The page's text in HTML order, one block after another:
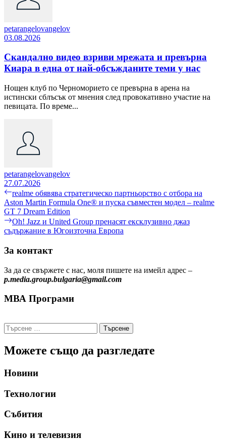
petarangelovangelov
03.08.2026
Скандално видео взриви мрежата и превърна
Киара в една от най-обсъжданите теми у нас
Нощен клуб по Черноморието се превърна в арена на
истински сблъсък от мнения след провокативно участие на
певицата. По време...
petarangelovangelov
27.07.2026
Навигация
Previous
post:
realme обявява стратегическо партньорство с отбора на
Aston Martin Formula One® и пуска съвместен модел – realme
GT 7 Dream Edition
Next
post:
Oh! Jazz и United Group пренасят ексклузивно джаз
съдържание в Югоизточна Европа
За контакт
За да се свържете с нас, моля пишете на имейл адрес –
p.media.group.bulgaria@gmail.com
МВА Програми
Търсене
за:
Можете също да разгледате
Новини
Технологии
Събития
Кино и телевизия